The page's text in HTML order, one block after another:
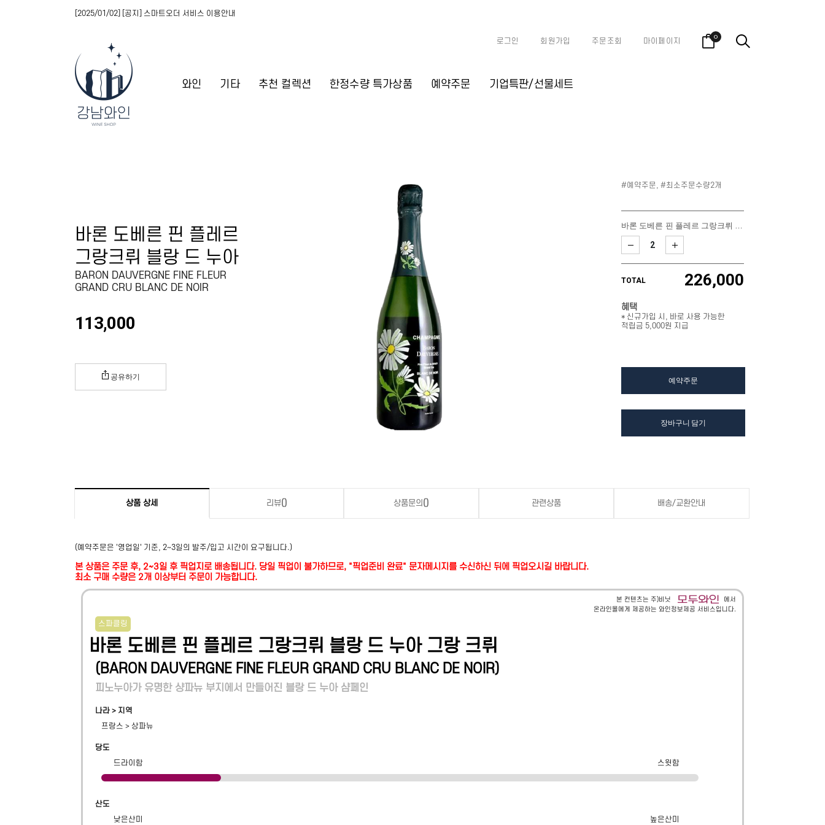
와인 기타 추천 컬렉션 한정수량 특가상품 예약주문 기업특판/선물세트
[2025/01/02] [공지] 스마트오더 서비스 이용안내
로그인 회원가입 주문조회 마이페이지 0
바론 도베른 핀 플레르
그랑크뤼 블랑 드 누아
BARON DAUVERGNE FINE FLEUR
GRAND CRU BLANC DE NOIR
113,000
공유하기
#예약주문, #최소주문수량2개
TOTAL 226,000
혜택
* 신규가입 시, 바로 사용 가능한
적립금 5,000원 지급
예약주문
장바구니 담기
상품 상세 리뷰() 상품문의 () 관련상품 배송/교환안내
(예약주문은 '영업일' 기준, 2~3일의 발주/입고 시간이 요구됩니다.)
본 상품은 주문 후, 2~3일 후 픽업지로 배송됩니다. 당일 픽업이 불가하므로, "픽업준비 완료" 문자메시지를 수신하신 뒤에 픽업오시길 바랍니다.
최소 구매 수량은 2개 이상부터 주문이 가능합니다.
본 컨텐츠는 주)비닛
에서
온라인몰에게 제공하는 와인정보제공 서비스입니다.
스파클링
바론 도베른 핀 플레르 그랑크뤼 블랑 드 누아 그랑 크뤼
(BARON DAUVERGNE FINE FLEUR GRAND CRU BLANC DE NOIR)
피노누아가 유명한 샹파뉴 부지에서 만들어진 블랑 드 누아 샴페인
나라 > 지역
프랑스 > 상파뉴
당도
드라이함
스윗함
산도
낮은산미
높은산미